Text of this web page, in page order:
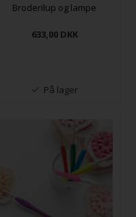
Broderilup og lampe
633,00 DKK
På lager